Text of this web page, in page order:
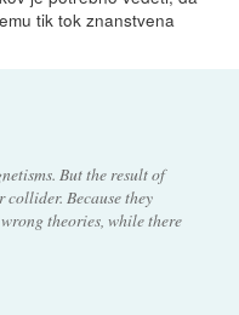
tik tok znanstvena
But the result of
collider. Because they
theories, while there